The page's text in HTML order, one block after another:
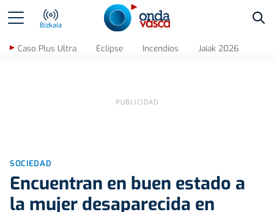
Bizkaia
Caso Plus Ultra Eclipse Incendios Jaiak 2026
SOCIEDAD
Encuentran en buen estado a
la mujer desaparecida en